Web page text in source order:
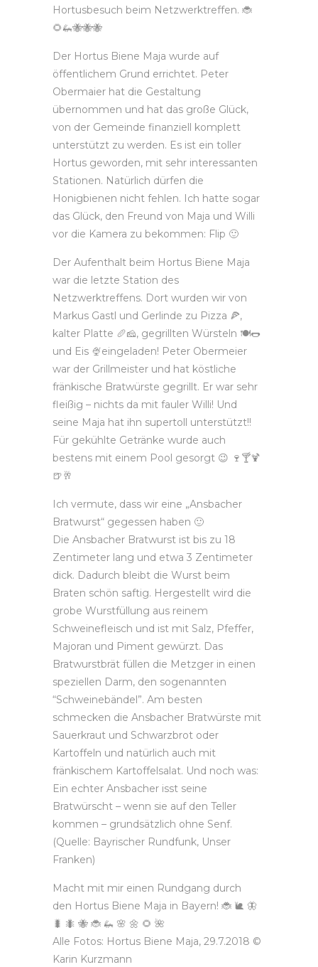
Hortusbesuch beim Netzwerktreffen. 🐞
🌻🦗🐝🐝🐝
Der Hortus Biene Maja wurde auf
öffentlichem Grund errichtet. Peter
Obermaier hat die Gestaltung
übernommen und hat das große Glück,
von der Gemeinde finanziell komplett
unterstützt zu werden. Es ist ein toller
Hortus geworden, mit sehr interessanten
Stationen. Natürlich dürfen die
Honigbienen nicht fehlen. Ich hatte sogar
das Glück, den Freund von Maja und Willi
vor die Kamera zu bekommen: Flip 🙂
Der Aufenthalt beim Hortus Biene Maja
war die letzte Station des
Netzwerktreffens. Dort wurden wir von
Markus Gastl und Gerlinde zu Pizza 🍕,
kalter Platte 🥖🧀, gegrillten Würsteln 🍽️🌭
und Eis 🍨eingeladen! Peter Obermeier
war der Grillmeister und hat köstliche
fränkische Bratwürste gegrillt. Er war sehr
fleißig – nichts da mit fauler Willi! Und
seine Maja hat ihn supertoll unterstützt!!
Für gekühlte Getränke wurde auch
bestens mit einem Pool gesorgt 😉 🍷 🍸🍹
🍺🥂
Ich vermute, dass wir eine „Ansbacher
Bratwurst“ gegessen haben 🙂
Die Ansbacher Bratwurst ist bis zu 18
Zentimeter lang und etwa 3 Zentimeter
dick. Dadurch bleibt die Wurst beim
Braten schön saftig. Hergestellt wird die
grobe Wurstfüllung aus reinem
Schweinefleisch und ist mit Salz, Pfeffer,
Majoran und Piment gewürzt. Das
Bratwurstbrät füllen die Metzger in einen
speziellen Darm, den sogenannten
“Schweinebändel”. Am besten
schmecken die Ansbacher Bratwürste mit
Sauerkraut und Schwarzbrot oder
Kartoffeln und natürlich auch mit
fränkischem Kartoffelsalat. Und noch was:
Ein echter Ansbacher isst seine
Bratwürscht – wenn sie auf den Teller
kommen – grundsätzlich ohne Senf.
(Quelle: Bayrischer Rundfunk, Unser
Franken)
Macht mit mir einen Rundgang durch
den Hortus Biene Maja in Bayern! 🐞 🐌 🦋
🐛 🐜 🐝 🐞 🦗 🌸 🌼 🌻 🌺
Alle Fotos: Hortus Biene Maja, 29.7.2018 ©
Karin Kurzmann